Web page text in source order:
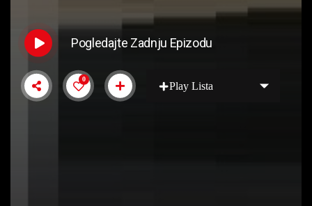
Pogledajte Zadnju Epizodu
0
Play Lista